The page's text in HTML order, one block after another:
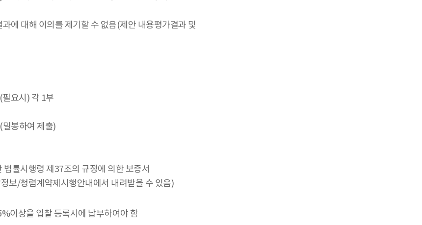
에 대해 이의를 제기할 수 없음(제안 내용평가결과 및
요시) 각 1부
봉하여 제출)
률시행령 제37조의 규정에 의한 보증서
보/청렴계약제시행안내에서 내려받을 수 있음)
이상을 입찰 등록시에 납부하여야 함